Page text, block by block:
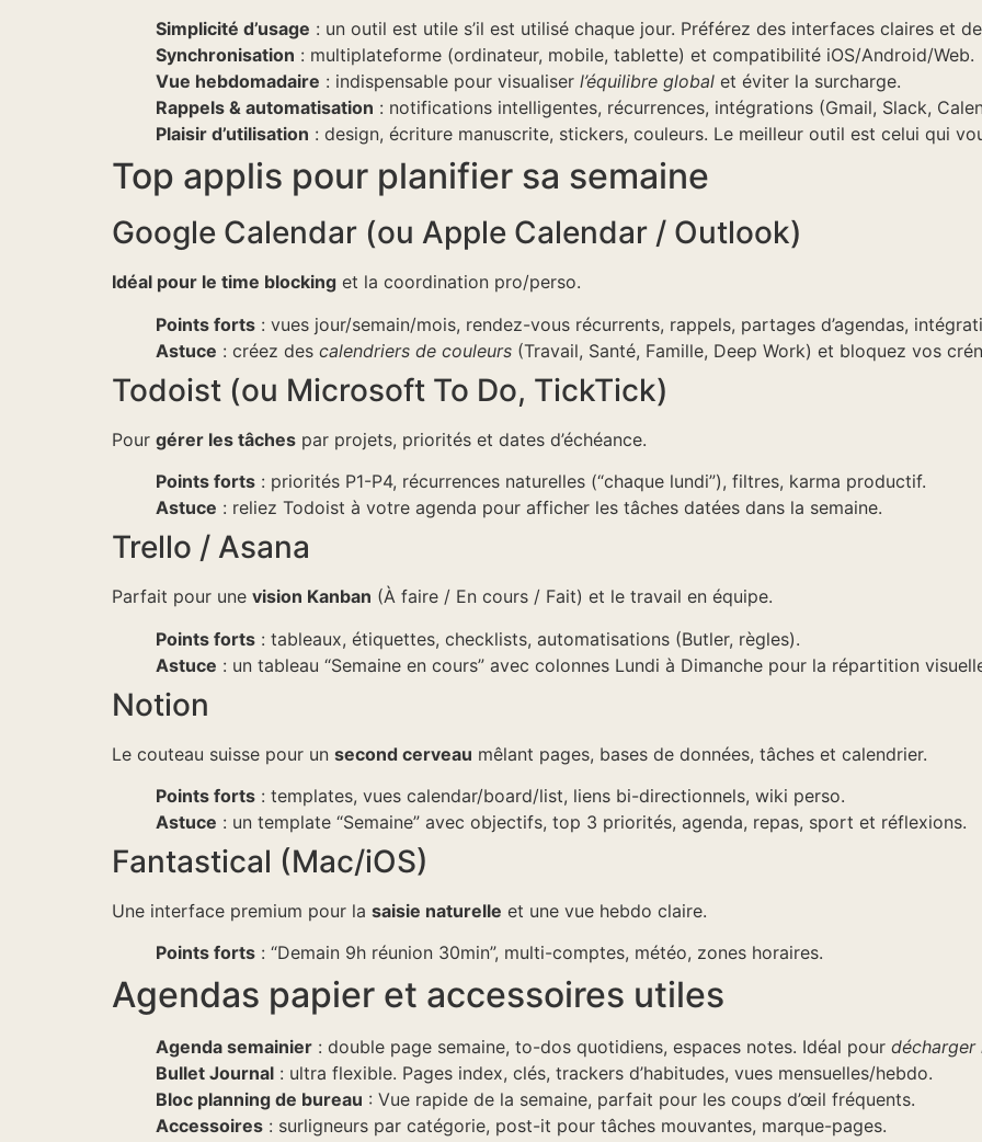
Simplicité d’usage : un outil est utile s’il est utilisé chaque jour. Préférez des interfaces claires et
Synchronisation : multiplateforme (ordinateur, mobile, tablette) et compatibilité iOS/Android/Web.
Vue hebdomadaire : indispensable pour visualiser l’équilibre global et éviter la surcharge.
Rappels & automatisation : notifications intelligentes, récurrences, intégrations (Gmail, Slack,
Plaisir d’utilisation : design, écriture manuscrite, stickers, couleurs. Le meilleur outil est celui qui
Top applis pour planifier sa semaine
Google Calendar (ou Apple Calendar / Outlook)
Idéal pour le time blocking et la coordination pro/perso.
Points forts : vues jour/semain/mois, rendez-vous récurrents, rappels, partages d’agendas,
Astuce : créez des calendriers de couleurs (Travail, Santé, Famille, Deep Work) et bloquez vos
Todoist (ou Microsoft To Do, TickTick)
Pour gérer les tâches par projets, priorités et dates d’échéance.
Points forts : priorités P1-P4, récurrences naturelles (“chaque lundi”), filtres, karma productif.
Astuce : reliez Todoist à votre agenda pour afficher les tâches datées dans la semaine.
Trello / Asana
Parfait pour une vision Kanban (À faire / En cours / Fait) et le travail en équipe.
Points forts : tableaux, étiquettes, checklists, automatisations (Butler, règles).
Astuce : un tableau “Semaine en cours” avec colonnes Lundi à Dimanche pour la répartition
Notion
Le couteau suisse pour un second cerveau mêlant pages, bases de données, tâches et calendrier.
Points forts : templates, vues calendar/board/list, liens bi-directionnels, wiki perso.
Astuce : un template “Semaine” avec objectifs, top 3 priorités, agenda, repas, sport et réflexions.
Fantastical (Mac/iOS)
Une interface premium pour la saisie naturelle et une vue hebdo claire.
Points forts : “Demain 9h réunion 30min”, multi-comptes, météo, zones horaires.
Agendas papier et accessoires utiles
Agenda semainier : double page semaine, to-dos quotidiens, espaces notes. Idéal pour décharger
Bullet Journal : ultra flexible. Pages index, clés, trackers d’habitudes, vues mensuelles/hebdo.
Bloc planning de bureau : Vue rapide de la semaine, parfait pour les coups d’œil fréquents.
Accessoires : surligneurs par catégorie, post-it pour tâches mouvantes, marque-pages.